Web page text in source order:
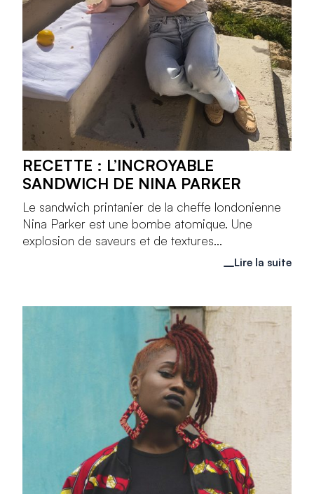
RECETTE : L’INCROYABLE
SANDWICH DE NINA PARKER
Le sandwich printanier de la cheffe londonienne
Nina Parker est une bombe atomique. Une
explosion de saveurs et de textures...
Lire la suite